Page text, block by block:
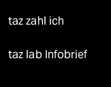
taz zahl ich
taz lab Infobrief